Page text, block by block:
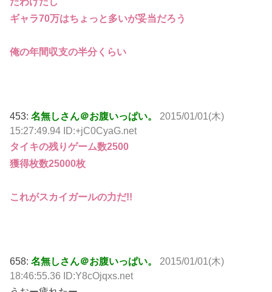
ギャラ70万はちょっと多いが妥当だろう
俺の年間収支の半分くらい
453:名無しさん＠お腹いっぱい。
2015/01/01(木)
15:27:49.94 ID:+jC0CyaG.net
タイキの残りゲーム数2500
獲得枚数25000枚
これがスカイガールの力だ!!
658:名無しさん＠お腹いっぱい。
2015/01/01(木)
18:46:55.36 ID:Y8cOjqxs.net